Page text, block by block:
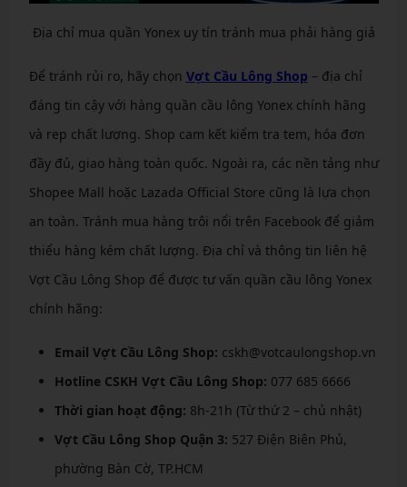
Địa chỉ mua quần Yonex uy tín tránh mua phải hàng giả
Để tránh rủi ro, hãy chọn Vợt Cầu Lông Shop – địa chỉ
đáng tin cậy với hàng quần cầu lông Yonex chính hãng
và rep chất lượng. Shop cam kết kiểm tra tem, hóa đơn
đầy đủ, giao hàng toàn quốc. Ngoài ra, các nền tảng như
Shopee Mall hoặc Lazada Official Store cũng là lựa chọn
an toàn. Tránh mua hàng trôi nổi trên Facebook để giảm
thiểu hàng kém chất lượng. Địa chỉ và thông tin liên hệ
Vợt Cầu Lông Shop để được tư vấn quần cầu lông Yonex
chính hãng:
Email Vợt Cầu Lông Shop: cskh@votcaulongshop.vn
Hotline CSKH Vợt Cầu Lông Shop: 077 685 6666
Thời gian hoạt động: 8h-21h (Từ thứ 2 – chủ nhật)
Vợt Cầu Lông Shop Quận 3: 527 Điện Biên Phủ,
phường Bàn Cờ, TP.HCM